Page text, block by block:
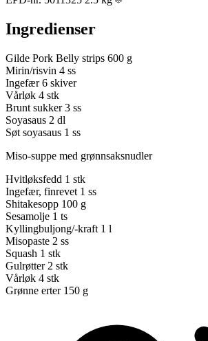
Ingredienser
Gilde Pork Belly strips 600 g
Mirin/risvin 4 ss
Ingefær 6 skiver
Vårløk 4 stk
Brunt sukker 3 ss
Soyasaus 2 dl
Søt soyasaus 1 ss
Miso-suppe med grønnsaksnudler
Hvitløksfedd 1 stk
Ingefær, finrevet 1 ss
Shitakesopp 100 g
Sesamolje 1 ts
Kyllingbuljong/-kraft 1 l
Misopaste 2 ss
Squash 1 stk
Gulrøtter 2 stk
Vårløk 4 stk
Grønne erter 150 g